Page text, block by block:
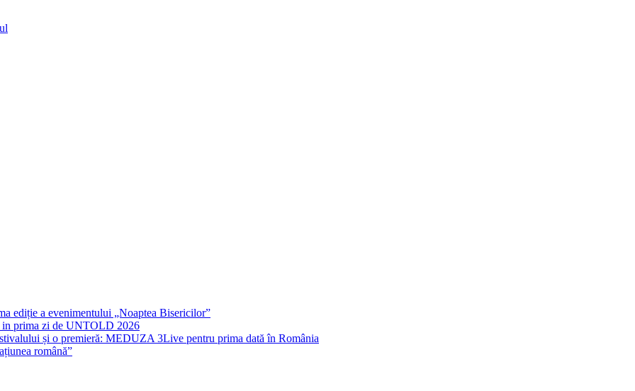
ediție a evenimentului „Noaptea Bisericilor”
in prima zi de UNTOLD 2026
și o premieră: MEDUZA 3Live pentru prima dată în România
română”